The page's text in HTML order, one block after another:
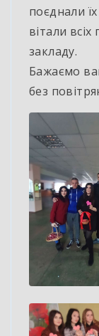
поєднали
вітали всіх
закладу.
Бажаємо
без